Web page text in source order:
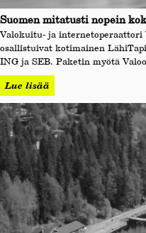
Suomen mitatusti nopein
Valokuitu- ja internetoperaattori
osallistuivat kotimainen
ING ja SEB. Paketin myötä
Lue lisää